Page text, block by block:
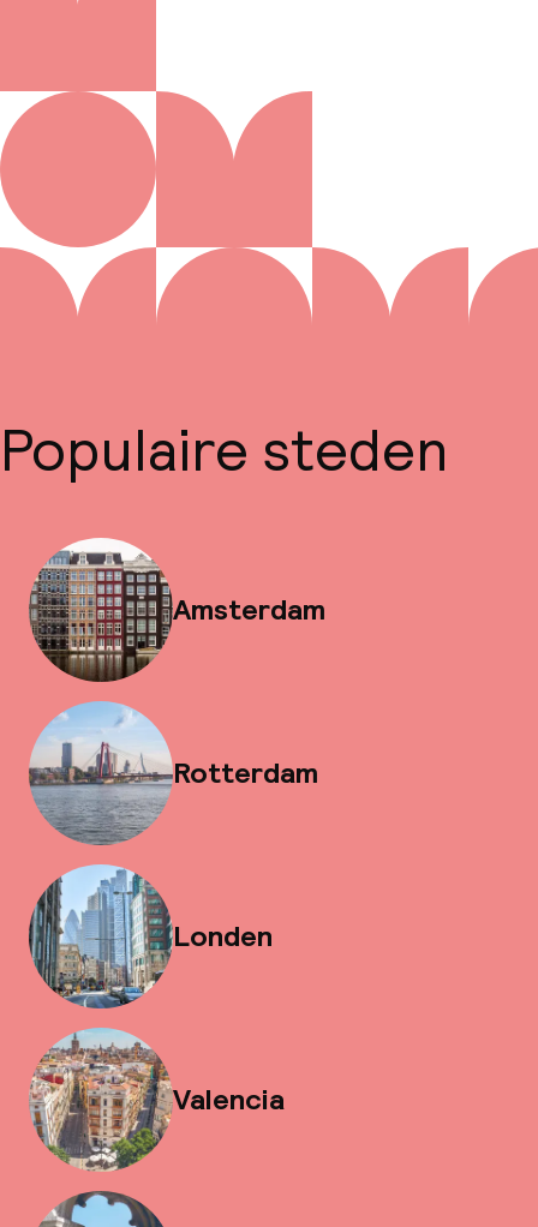
Populaire steden
Amsterdam
Rotterdam
Londen
Valencia